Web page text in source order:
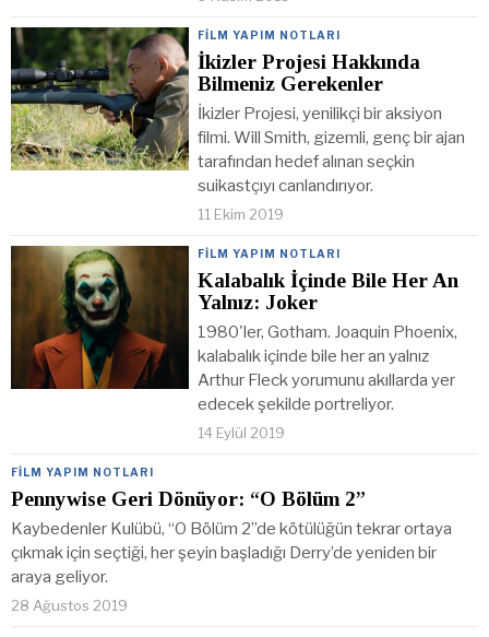
FILM YAPIM NOTLARI
İkizler Projesi Hakkında
Bilmeniz Gerekenler
İkizler Projesi, yenilikçi bir aksiyon
filmi. Will Smith, gizemli, genç bir ajan
tarafından hedef alınan seçkin
suikastçıyı canlandırıyor.
11 Ekim 2019
FILM YAPIM NOTLARI
Kalabalık İçinde Bile Her An
Yalnız: Joker
1980'ler, Gotham. Joaquin Phoenix,
kalabalık içinde bile her an yalnız
Arthur Fleck yorumunu akıllarda yer
edecek şekilde portreliyor.
14 Eylül 2019
FILM YAPIM NOTLARI
Pennywise Geri Dönüyor: “O Bölüm 2”
Kaybedenler Kulübü, “O Bölüm 2”de kötülüğün tekrar ortaya
çıkmak için seçtiği, her şeyin başladığı Derry’de yeniden bir
araya geliyor.
28 Ağustos 2019